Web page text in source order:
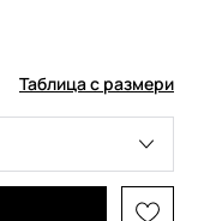
Таблица с размери